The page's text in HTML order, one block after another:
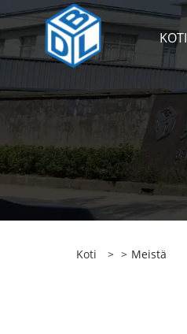
KOTI
Koti > > Meistä